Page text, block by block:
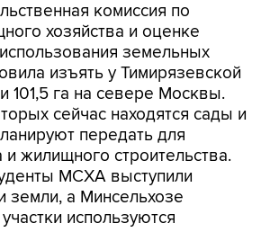
комиссия по
хозяйства и оценке
земельных
изъять у Тимирязевской
101,5 га на севере Москвы.
сейчас находятся сады и
передать для
и жилищного строительства.
МСХА выступили
земли, а Минсельхозе
используются